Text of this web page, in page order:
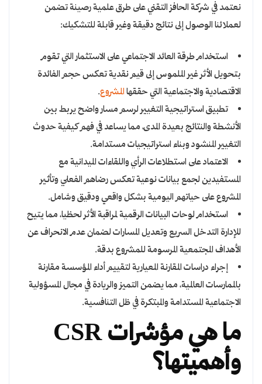
نعتمد في شركة الحافز التقني على طرق علمية رصينة تضمن
لعملائنا الوصول إلى نتائج دقيقة وغير قابلة للتشكيك:
استخدام طرقة العائد الاجتماعي على الاستثمار التي تقوم
بتحويل الأثر غير الملموس إلى قيم نقدية تعكس حجم الفائدة
الاقتصادية والاجتماعية التي حققهاالمشروع.
تطبيق استراتيجية التغيير لرسم مسار واضح يربط بين
الأنشطة والنتائج بعيدة المدى، مما يساعد في فهم كيفية حدوث
التغيير المنشود وبناء استراتيجيات مستدامة.
الاعتماد على استطلاعات الرأي واللقاءات الميدانية مع
المستفيدين لجمع بيانات نوعية تعكس رضاهم الفعلي وتأثير
المشروع على حياتهم اليومية بشكل واقعي ودقيق وشامل.
استخدام لوحات البيانات الرقمية لمراقبة الأثر لحظيا، مما يتيح
للإدارة التدخل السريع وتعديل المسارات لضمان عدم الانحراف عن
الأهداف المجتمعية المرسومة للمشروع بدقة.
إجراء دراسات المقارنة المعيارية لتقييم أداء المؤسسة مقارنة
بالممارسات العالمية، مما يضمن التميز والريادة في مجال المسؤولية
الاجتماعية المستدامة والمبتكرة في ظل التنافسية.
ما هي مؤشرات CSR
وأهميتها؟